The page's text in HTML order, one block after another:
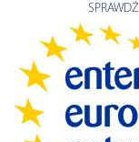
SPRAWDŹ